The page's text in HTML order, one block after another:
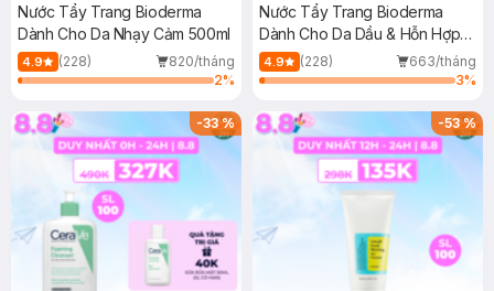
Nước Tẩy Trang Bioderma
Dành Cho Da Nhạy Cảm 500ml
4.9 (228)
820/tháng
2%
Nước Tẩy Trang Bioderma
Dành Cho Da Dầu & Hỗn Hợp
500ml
4.9 (228)
663/tháng
3%
-33% -53%